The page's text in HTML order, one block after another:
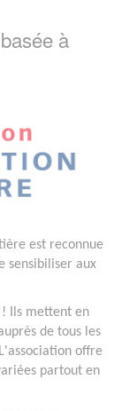
à
est reconnue
sensibiliser aux
! Ils mettent en
de tous les
offre
partout en